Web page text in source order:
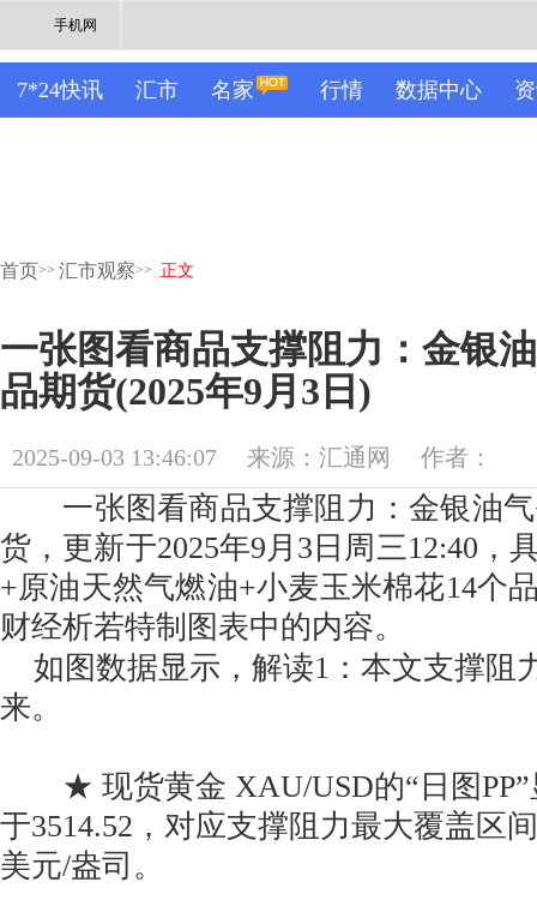
手机网
7*24快讯 汇市 名家 行情 数据中心
首页>> 汇市观察>> 正文
一张图看商品支撑阻力：金银
品期货(2025年9月3日)
2025-09-03 13:46:07 来源：汇通网 作者：
一张图看商品支撑阻力：金银油气
货，更新于2025年9月3日周三12:40，
+原油天然气燃油+小麦玉米棉花14个
财经析若特制图表中的内容。
如图数据显示，解读1：本文支撑阻
来。
★ 现货黄金 XAU/USD的“日图PP”
于3514.52，对应支撑阻力最大覆盖区
美元/盎司。